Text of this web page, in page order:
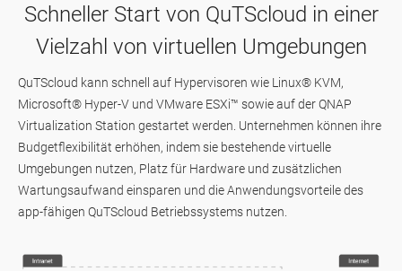
Schneller Start von QuTScloud in einer
Vielzahl von virtuellen Umgebungen
QuTScloud kann schnell auf Hypervisoren wie Linux® KVM,
Microsoft® Hyper-V und VMware ESXi™ sowie auf der QNAP
Virtualization Station gestartet werden. Unternehmen können ihre
Budgetflexibilität erhöhen, indem sie bestehende virtuelle
Umgebungen nutzen, Platz für Hardware und zusätzlichen
Wartungsaufwand einsparen und die Anwendungsvorteile des
app-fähigen QuTScloud Betriebssystems nutzen.